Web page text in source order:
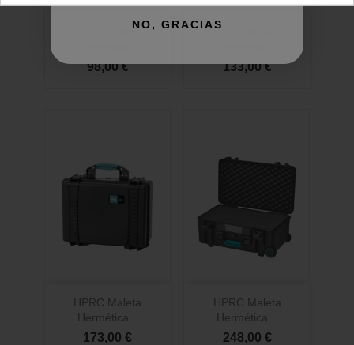
HPRC Maleta
98,00 €
HPRC Maleta
133,00 €
HPRC Maleta
Hermética...
173,00 €
HPRC Maleta
Hermética...
248,00 €
NO, GRACIAS